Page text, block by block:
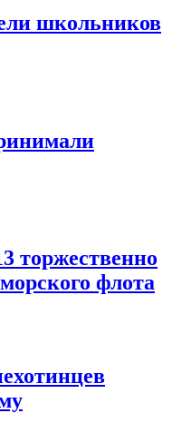
школьников
торжественно
флота